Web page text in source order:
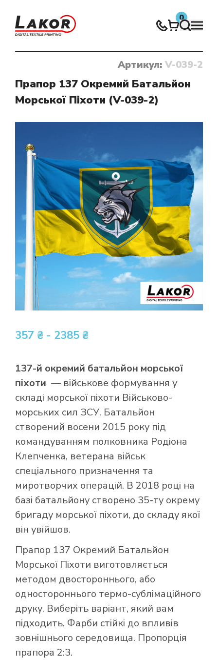
0
Нічого не знайдено
Артикул: V-039-2
Прапор 137 Окремий Батальйон
Морської Піхоти (V-039-2)
357 ₴ - 2385 ₴
137-й окремий батальйон морської
піхоти — військове формування у
складі морської піхоти Військово-
морських сил ЗСУ. Батальйон
створений восени 2015 року під
командуванням полковника Родіона
Клепченка, ветерана військ
спеціального призначення та
миротворчих операцій. В 2018 році на
базі батальйону створено 35-ту окрему
бригаду морської піхоти, до складу якої
він увійшов.
Прапор 137 Окремий Батальйон
Морської Піхоти виготовляється
методом двостороннього, або
одностороннього термо-сублімаційного
друку. Виберіть варіант, який вам
підходить. Фарби стійкі до впливів
зовнішнього середовища. Пропорція
прапора 2:3.